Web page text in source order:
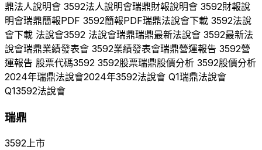
鼎法人說明會 3592法人說明會瑞鼎財報說明會 3592財報說
明會瑞鼎簡報PDF 3592簡報PDF瑞鼎法說會下載 3592法說
會下載 法說會3592 法說會瑞鼎瑞鼎最新法說會 3592最新法
說會瑞鼎業績發表會 3592業績發表會瑞鼎營運報告 3592營
運報告 股票代碼3592 3592股票瑞鼎股價分析 3592股價分析
2024年瑞鼎法說會2024年3592法說會 Q1瑞鼎法說會
Q13592法說會
瑞鼎
3592 上市